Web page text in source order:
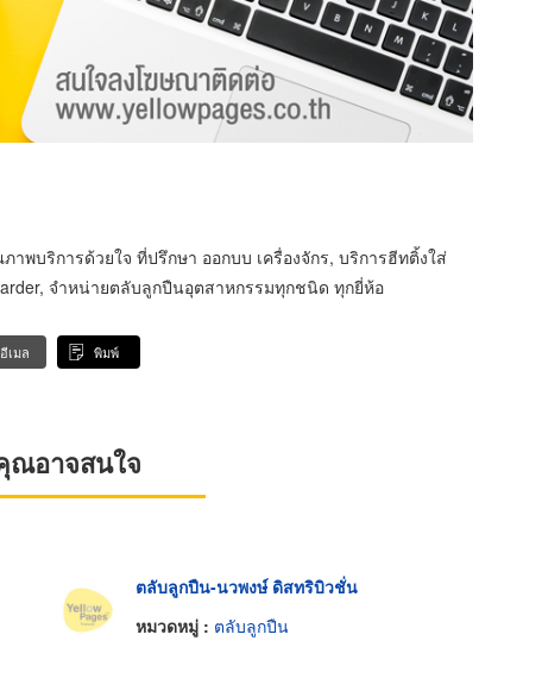
บริการด้วยใจ ที่ปรึกษา ออกบบ เครื่องจักร, บริการฮีทติ้งใส่
จำหน่ายตลับลูกปืนอุตสาหกรรมทุกชนิด ทุกยี่ห้อ
อีเมล พิมพ์
ณอาจสนใจ
ตลับลูกปืน-นวพงษ์ ดิสทริบิวชั่น
หมวดหมู่ : ตลับลูกปืน